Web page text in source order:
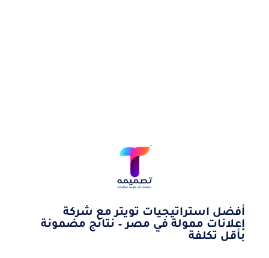
أفضل استراتيجيات تويتر مع شركة
إعلانات ممولة في مصر – نتائج مضمونة
بأقل تكلفة